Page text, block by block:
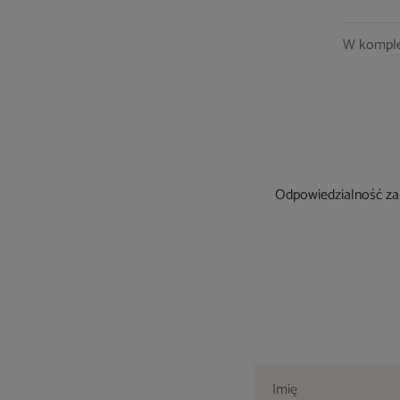
W
Odpowiedzialność
Imię